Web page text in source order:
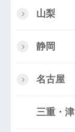
山梨
静岡
名古屋
三重・津